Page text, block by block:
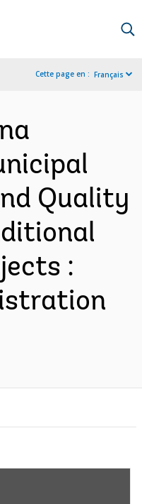
Cette page en : Français
Quality
: